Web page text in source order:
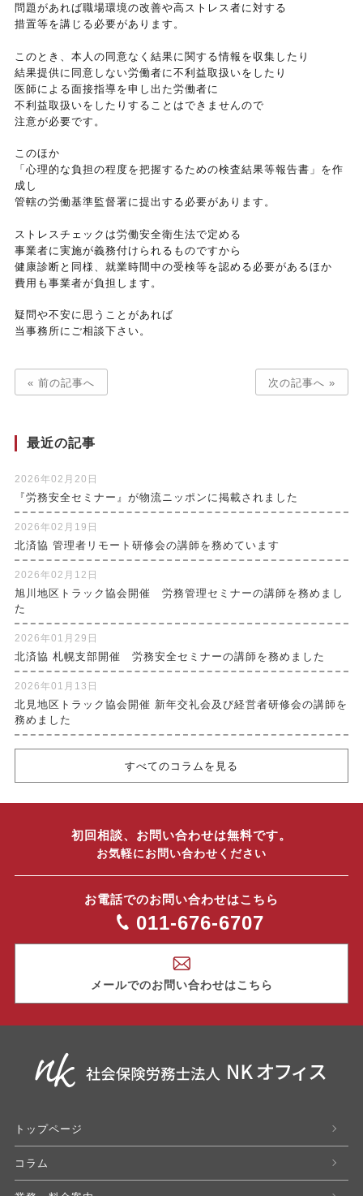
問題があれば職場環境の改善や高ストレス者に対する
措置等を講じる必要があります。
このとき、本人の同意なく結果に関する情報を収集したり
結果提供に同意しない労働者に不利益取扱いをしたり
医師による面接指導を申し出た労働者に
不利益取扱いをしたりすることはできませんので
注意が必要です。
このほか
「心理的な負担の程度を把握するための検査結果等報告書」を作
成し
管轄の労働基準監督署に提出する必要があります。
ストレスチェックは労働安全衛生法で定める
事業者に実施が義務付けられるものですから
健康診断と同様、就業時間中の受検等を認める必要があるほか
費用も事業者が負担します。
疑問や不安に思うことがあれば
当事務所にご相談下さい。
« 前の記事へ 次の記事へ »
最近の記事
2026年02月20日
『労務安全セミナー』が物流ニッポンに掲載されました
2026年02月19日
北済協 管理者リモート研修会の講師を務めています
2026年02月12日
旭川地区トラック協会開催 労務管理セミナーの講師を務めまし
た
2026年01月29日
北済協 札幌支部開催 労務安全セミナーの講師を務めました
2026年01月13日
北見地区トラック協会開催 新年交礼会及び経営者研修会の講師を
務めました
すべてのコラムを見る
初回相談、お問い合わせは無料です。
お気軽にお問い合わせください
お電話でのお問い合わせはこちら
011-676-6707
メールでのお問い合わせはこちら
トップページ
コラム